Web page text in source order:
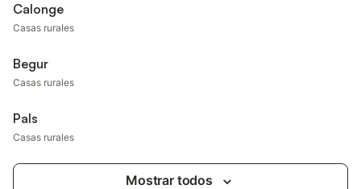
Calonge
Casas rurales
Begur
Casas rurales
Pals
Casas rurales
Mostrar todos